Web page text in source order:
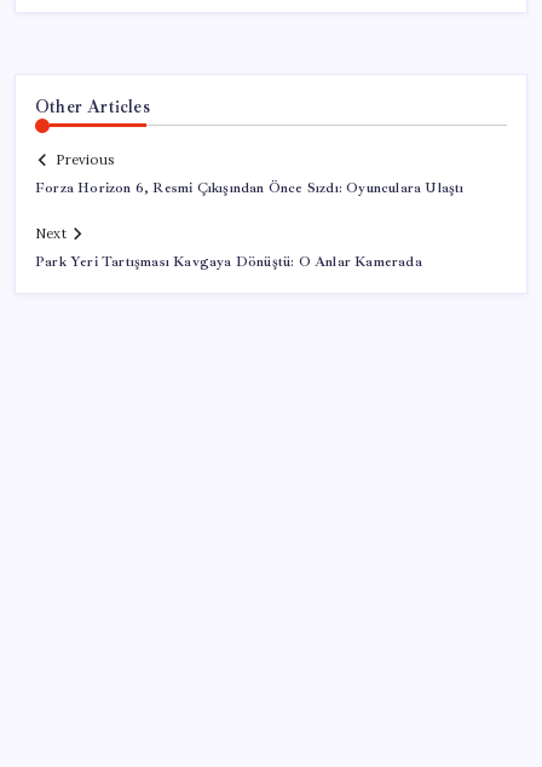
Other Articles
Previous
Forza Horizon 6, Resmi Çıkışından Önce Sızdı: Oyunculara Ulaştı
Next
Park Yeri Tartışması Kavgaya Dönüştü: O Anlar Kamerada